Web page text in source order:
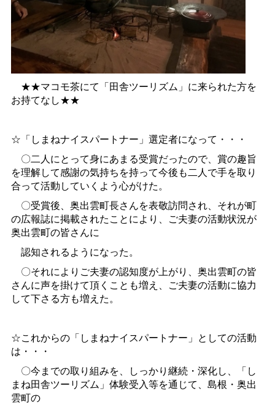
★★マコモ茶にて「田舎ツーリズム」に来られた方を
お持てなし★★
☆「しまねナイスパートナー」選定者になって・・・
〇二人にとって身にあまる受賞だったので、賞の趣旨
を理解して感謝の気持ちを持って今後も二人で手を取り
合って活動していくよう心がけた。
〇受賞後、奥出雲町長さんを表敬訪問され、それが町
の広報誌に掲載されたことにより、ご夫妻の活動状況が
奥出雲町の皆さんに
認知されるようになった。
〇それによりご夫妻の認知度が上がり、奥出雲町の皆
さんに声を掛けて頂くことも増え、ご夫妻の活動に協力
して下さる方も増えた。
☆これからの「しまねナイスパートナー」としての活動
は・・・
〇今までの取り組みを、しっかり継続・深化し、「し
まね田舎ツーリズム」体験受入等を通じて、島根・奥出
雲町の